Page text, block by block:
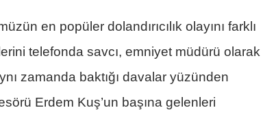
en popüler dolandırıcılık olayını farklı
telefonda savcı, emniyet müdürü olarak
zamanda baktığı davalar yüzünden
Erdem Kuş’un başına gelenleri